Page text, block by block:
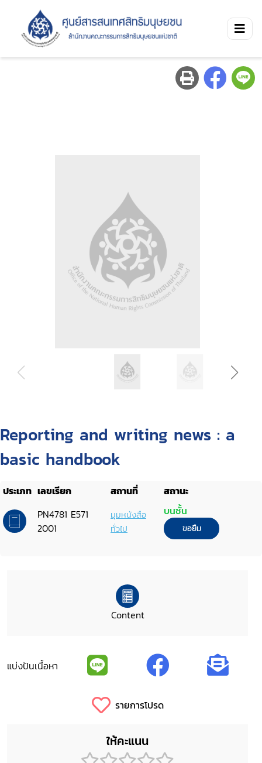
Reporting and writing news : a
basic handbook
ประเภท เลขเรียก สถานที่
สถานะ
PN4781 E571
2001
มุมหนังสือ
ทั่วไป
บนชั้น
ขอยืม
Content
แบ่งปันเนื้อหา
รายการโปรด
ให้คะแนน